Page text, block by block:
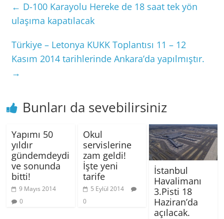
← D-100 Karayolu Hereke de 18 saat tek yön
ulaşıma kapatılacak
Türkiye – Letonya KUKK Toplantısı 11 – 12
Kasım 2014 tarihlerinde Ankara’da yapılmıştır.
→
Bunları da sevebilirsiniz
Yapımı 50
yıldır
gündemdeydi
ve sonunda
bitti!
9 Mayıs 2014
0
Okul
servislerine
zam geldi!
İşte yeni
tarife
5 Eylül 2014
0
İstanbul
Havalimanı
3.Pisti 18
Haziran’da
açılacak.